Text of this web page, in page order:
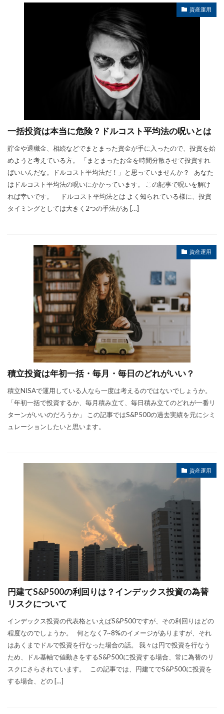
資産運用
一括投資は本当に危険？ドルコスト平均法の呪いとは
貯金や退職金、相続などでまとまった資金が手に入ったので、投資を始
めようと考えている方。 「まとまったお金を時間分散させて投資すれ
ばいいんだな。ドルコスト平均法だ！」と思っていませんか？ あなた
はドルコスト平均法の呪いにかかっています。 この記事で呪いを解け
れば幸いです。 ドルコスト平均法とは よく知られている様に、投資
タイミングとしては大きく2つの手法があ […]
資産運用
積立投資は年初一括・毎月・毎日のどれがいい？
積立NISAで運用している人なら一度は考えるのではないでしょうか。
「年初一括で投資するか、毎月積み立て、毎日積み立てのどれが一番リ
ターンがいいのだろうか」 この記事ではS&P500の過去実績を元にシミ
ュレーションしたいと思います。
資産運用
円建てS&P500の利回りは？インデックス投資の為替
リスクについて
インデックス投資の代表格といえばS&P500ですが、その利回りはどの
程度なのでしょうか。 何となく7~8%のイメージがありますが、それ
はあくまでドルで投資を行なった場合の話。 我々は円で投資を行なう
ため、ドル基軸で値動きをするS&P500に投資する場合、常に為替のリ
スクにさらされています。 この記事では、円建てでS&P500に投資を
する場合、どの […]